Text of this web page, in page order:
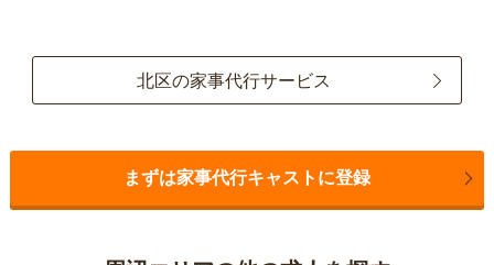
北区の家事代行サービス
まずは家事代行キャストに登録